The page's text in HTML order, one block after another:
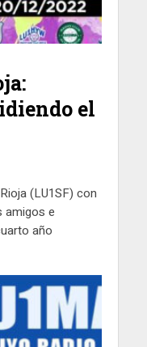
el
(LU1SF) con
amigos e
año